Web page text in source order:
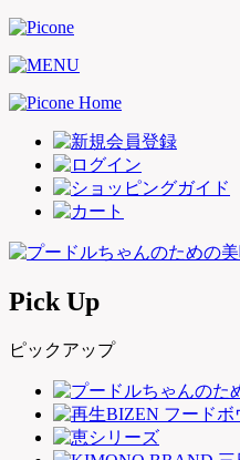
Pick Up
ピックアップ